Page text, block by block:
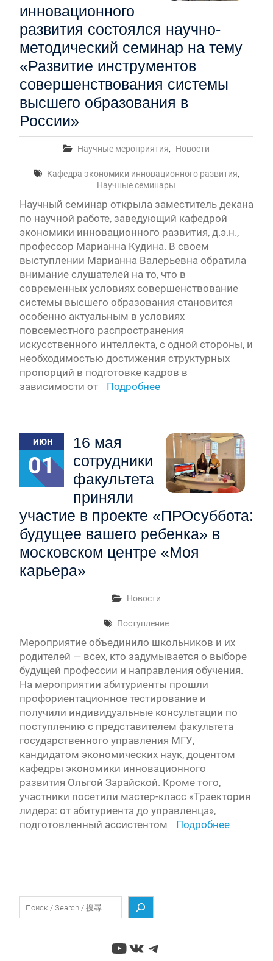
инновационного
развития состоялся научно-
методический семинар на тему
«Развитие инструментов
совершенствования системы
высшего образования в
России»
Научные мероприятия, Новости
Кафедра экономики инновационного развития,
Научные семинары
Научный семинар открыла заместитель декана
по научной работе, заведующий кафедрой
экономики инновационного развития, д.э.н.,
профессор Марианна Кудина. В своем
выступлении Марианна Валерьевна обратила
внимание слушателей на то, что в
современных условиях совершенствование
системы высшего образования становится
особенно актуальным в условиях
повсеместного распространения
искусственного интеллекта, с одной стороны, и
необходимостью достижения структурных
пропорций в подготовке кадров в
зависимости от
Подробнее
ИЮН
01
16 мая
сотрудники
факультета
приняли
участие в проекте «ПРОсуббота:
будущее вашего ребенка» в
московском центре «Моя
карьера»
Новости
Поступление
Мероприятие объединило школьников и их
родителей — всех, кто задумывается о выборе
будущей профессии и направления обучения.
На мероприятии абитуриенты прошли
профориентационное тестирование и
получили индивидуальные консультации по
поступлению с представителем факультета
государственного управления МГУ,
кандидатом экономических наук, доцентом
кафедры экономики инновационного
развития Ольгой Зарайской. Кроме того,
участники посетили мастер-класс «Траектория
лидера: от абитуриента до управленца»,
подготовленный ассистентом
Подробнее
YouTube
ВКонтакте
Telegram